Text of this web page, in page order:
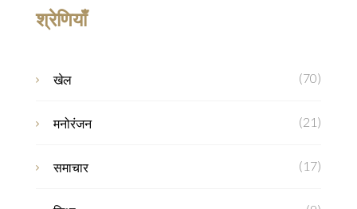
श्रेणियाँ
खेल (70)
मनोरंजन (21)
समाचार (17)